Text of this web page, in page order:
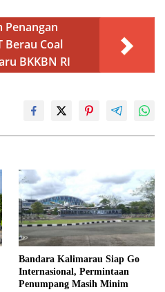
Penangan
Berau Coal
BKKBN RI
Bandara Kalimarau Siap Go
Internasional, Permintaan
Penumpang Masih Minim